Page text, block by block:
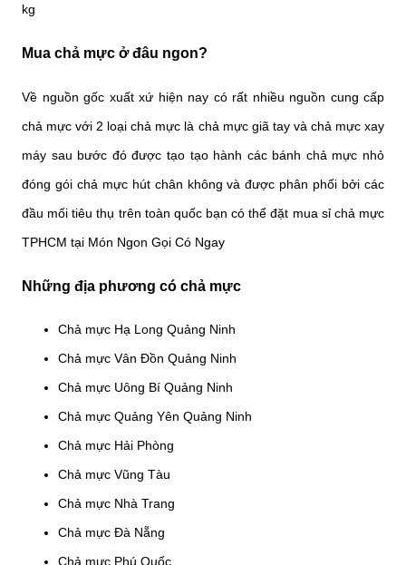
kg
Mua chả mực ở đâu ngon?
Về nguồn gốc xuất xứ hiện nay có rất nhiều nguồn cung cấp
chả mực với 2 loại chả mực là chả mực giã tay và chả mực xay
máy sau bước đó được tạo tạo hành các bánh chả mực nhỏ
đóng gói chả mực hút chân không và được phân phối bởi các
đầu mối tiêu thụ trên toàn quốc bạn có thể đặt mua sỉ chả mực
TPHCM tại Món Ngon Gọi Có Ngay
Những địa phương có chả mực
Chả mực Hạ Long Quảng Ninh
Chả mực Vân Đồn Quảng Ninh
Chả mực Uông Bí Quảng Ninh
Chả mực Quảng Yên Quảng Ninh
Chả mực Hải Phòng
Chả mực Vũng Tàu
Chả mực Nhà Trang
Chả mực Đà Nẵng
Chả mực Phú Quốc